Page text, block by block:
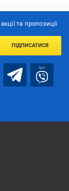
та пропозиції
ПІДПИСАТИСЯ
bot